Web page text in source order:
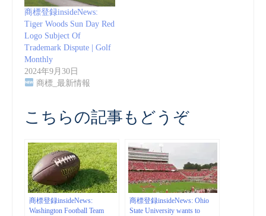
商標登録insideNews:
Tiger Woods Sun Day Red
Logo Subject Of
Trademark Dispute | Golf
Monthly
2024年9月30日
商標_最新情報
こちらの記事もどうぞ
商標登録insideNews:
Washington Football Team
商標登録insideNews: Ohio
State University wants to